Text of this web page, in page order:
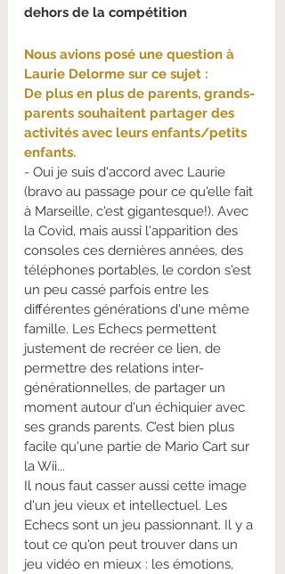
dehors de la compétition
Nous avions posé une question à
Laurie Delorme sur ce sujet :
De plus en plus de parents, grands-
parents souhaitent partager des
activités avec leurs enfants/petits
enfants.
- Oui je suis d'accord avec Laurie
(bravo au passage pour ce qu'elle fait
à Marseille, c'est gigantesque!). Avec
la Covid, mais aussi l'apparition des
consoles ces dernières années, des
téléphones portables, le cordon s'est
un peu cassé parfois entre les
différentes générations d'une même
famille. Les Echecs permettent
justement de recréer ce lien, de
permettre des relations inter-
générationnelles, de partager un
moment autour d'un échiquier avec
ses grands parents. C’est bien plus
facile qu'une partie de Mario Cart sur
la Wii...
Il nous faut casser aussi cette image
d'un jeu vieux et intellectuel. Les
Echecs sont un jeu passionnant. Il y a
tout ce qu'on peut trouver dans un
jeu vidéo en mieux : les émotions,